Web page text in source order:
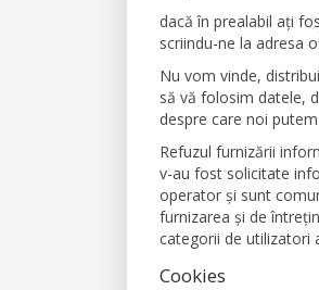
dacă în prealabil ați
scriindu-ne la adresa
Nu vom vinde,
să vă folosim datele,
despre care noi
Refuzul furnizării
v-au fost solicitate
operator și sunt
furnizarea și de
categorii de utilizatori
Cookies